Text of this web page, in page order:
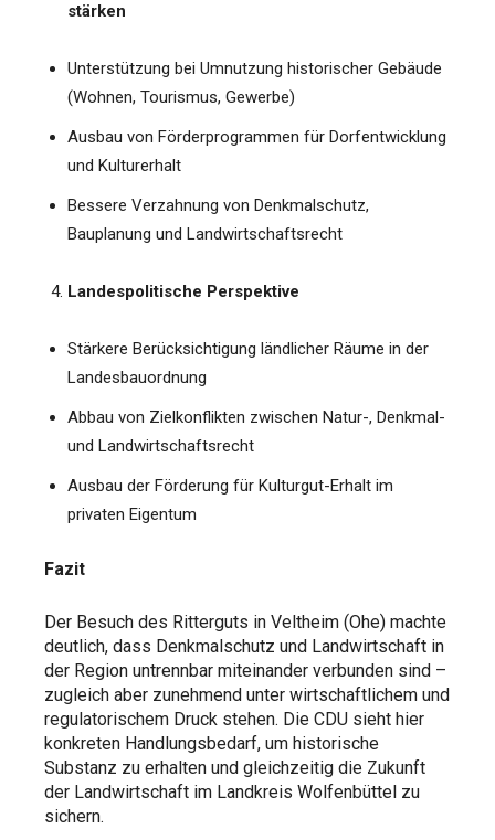
stärken
Unterstützung bei Umnutzung historischer Gebäude
(Wohnen, Tourismus, Gewerbe)
Ausbau von Förderprogrammen für Dorfentwicklung
und Kulturerhalt
Bessere Verzahnung von Denkmalschutz,
Bauplanung und Landwirtschaftsrecht
Landespolitische Perspektive
Stärkere Berücksichtigung ländlicher Räume in der
Landesbauordnung
Abbau von Zielkonflikten zwischen Natur-, Denkmal-
und Landwirtschaftsrecht
Ausbau der Förderung für Kulturgut-Erhalt im
privaten Eigentum
Fazit
Der Besuch des Ritterguts in Veltheim (Ohe) machte
deutlich, dass Denkmalschutz und Landwirtschaft in
der Region untrennbar miteinander verbunden sind –
zugleich aber zunehmend unter wirtschaftlichem und
regulatorischem Druck stehen. Die CDU sieht hier
konkreten Handlungsbedarf, um historische
Substanz zu erhalten und gleichzeitig die Zukunft
der Landwirtschaft im Landkreis Wolfenbüttel zu
sichern.